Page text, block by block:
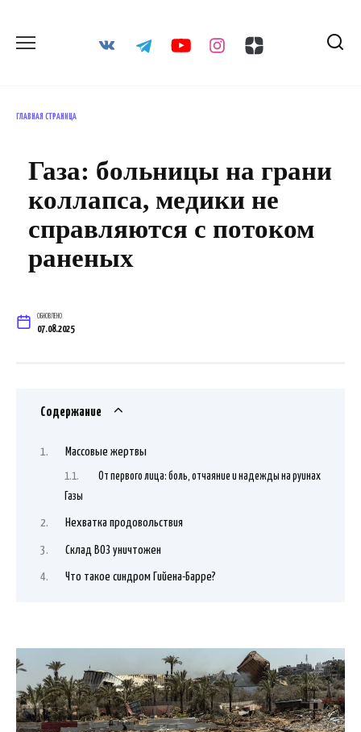
содержанию
ГЛАВНАЯ СТРАНИЦА
Газа: больницы на грани
коллапса, медики не
справляются с потоком
раненых
ОБНОВЛЕНО
07.08.2025
Содержание
Массовые жертвы
От первого лица: боль, отчаяние и надежды на руинах
Газы
Нехватка продовольствия
Склад ВОЗ уничтожен
Что такое синдром Гийена-Барре?